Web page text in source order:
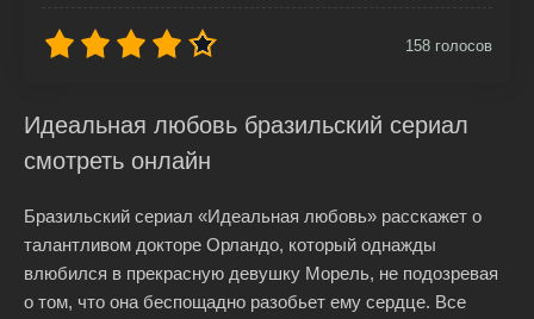
158 голосов
Идеальная любовь бразильский сериал
смотреть онлайн
Бразильский сериал «Идеальная любовь» расскажет о
талантливом докторе Орландо, который однажды
влюбился в прекрасную девушку Морель, не подозревая
о том, что она беспощадно разобьет ему сердце. Все